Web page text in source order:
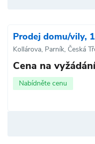
Prodej domu/vily,
Kollárova, Parník, Česká
Cena na vyžádání
Nabídněte cenu